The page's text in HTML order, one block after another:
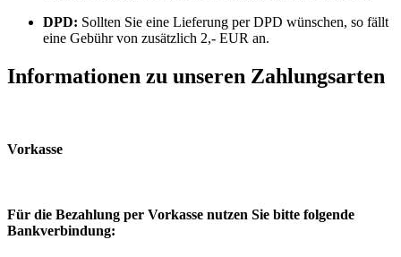
DPD: Sollten Sie eine Lieferung per DPD wünschen, so fällt
eine Gebühr von zusätzlich 2,- EUR an.
Informationen zu unseren Zahlungsarten
Vorkasse
Für die Bezahlung per Vorkasse nutzen Sie bitte folgende
Bankverbindung: